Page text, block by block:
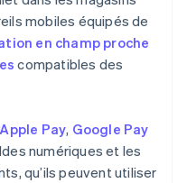
mobiles équipés de
en champ proche
compatibles des
Apple Pay, Google Pay
numériques et les
qu’ils peuvent utiliser